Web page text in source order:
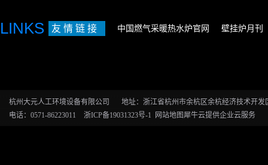
LINKS 友 情 链 接 中国燃气采暖热水炉官网 壁挂炉月刊
杭州大元人工环境设备有限公司
地址：浙江省杭州市余杭区余杭经济技术开
电话：0571-86223011
浙ICP备19031323号-1 网站地图犀牛云提供企业云服务